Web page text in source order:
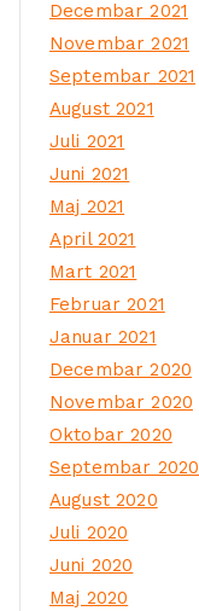
Decembar 2021
Novembar 2021
Septembar 2021
August 2021
Juli 2021
Juni 2021
Maj 2021
April 2021
Mart 2021
Februar 2021
Januar 2021
Decembar 2020
Novembar 2020
Oktobar 2020
Septembar 2020
August 2020
Juli 2020
Juni 2020
Maj 2020